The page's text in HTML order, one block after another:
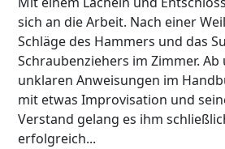
sich an die Arbeit. Nach einer
Schläge des Hammers und das
Schraubenziehers im Zimmer.
unklaren Anweisungen im
mit etwas Improvisation und
Verstand gelang es ihm
erfolgreich...